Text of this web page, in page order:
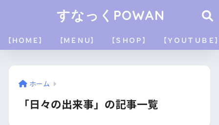
すなっくPOWAN
【ＨＯＭＥ】 【ＭＥＮＵ】 【ＳＨＯＰ】 【ＹＯＵＴＵＢＥ
ホーム
「日々の出来事」の記事一覧